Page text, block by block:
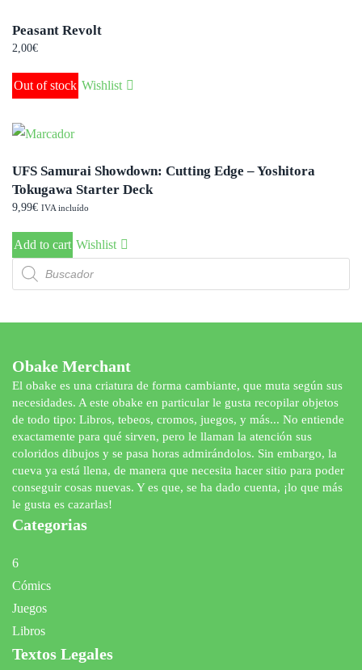
Peasant Revolt
2,00€
Out of stock Wishlist
UFS Samurai Showdown: Cutting Edge – Yoshitora
Tokugawa Starter Deck
9,99€ IVA incluído
Add to cart Wishlist
Búsqueda
de
productos
Obake Merchant
El obake es una criatura de forma cambiante, que muta según sus
necesidades. A este obake en particular le gusta recopilar objetos
de todo tipo: Libros, tebeos, cromos, juegos, y más... No entiende
exactamente para qué sirven, pero le llaman la atención sus
coloridos dibujos y se pasa horas admirándolos. Sin embargo, la
cueva ya está llena, de manera que necesita hacer sitio para poder
conseguir cosas nuevas. Y es que, se ha dado cuenta, ¡lo que más
le gusta es cazarlas!
Categorias
6
Cómics
Juegos
Libros
Textos Legales